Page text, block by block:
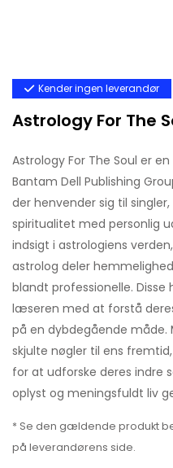
Kender ingen leverandør
Astrology For The
Astrology For The Soul er
Bantam Dell Publishing
der henvender sig til
spiritualitet med personlig
indsigt i astrologiens
astrolog deler
blandt professionelle.
læseren med at forstå
på en dybdegående
skjulte nøgler til ens
for at udforske deres indre
oplyst og meningsfuldt liv
* Se den gældende produkt
på leverandørens side.